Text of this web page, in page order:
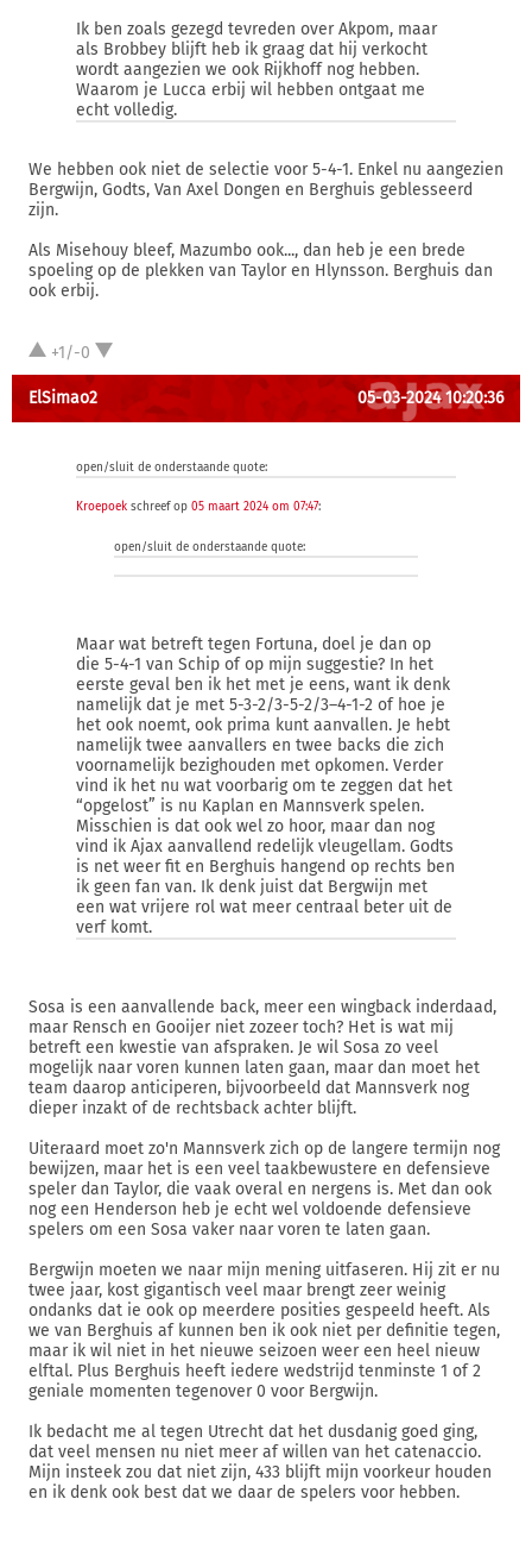
Ik ben zoals gezegd tevreden over Akpom, maar
als Brobbey blijft heb ik graag dat hij verkocht
wordt aangezien we ook Rijkhoff nog hebben.
Waarom je Lucca erbij wil hebben ontgaat me
echt volledig.
We hebben ook niet de selectie voor 5-4-1. Enkel nu aangezien
Bergwijn, Godts, Van Axel Dongen en Berghuis geblesseerd
zijn.
Als Misehouy bleef, Mazumbo ook..., dan heb je een brede
spoeling op de plekken van Taylor en Hlynsson. Berghuis dan
ook erbij.
+1/-0
ElSimao2 05-03-2024 10:20:36
open/sluit de onderstaande quote:
Kroepoek schreef op 05 maart 2024 om 07:47:
open/sluit de onderstaande quote:
Maar wat betreft tegen Fortuna, doel je dan op
die 5-4-1 van Schip of op mijn suggestie? In het
eerste geval ben ik het met je eens, want ik denk
namelijk dat je met 5-3-2/3-5-2/3–4-1-2 of hoe je
het ook noemt, ook prima kunt aanvallen. Je hebt
namelijk twee aanvallers en twee backs die zich
voornamelijk bezighouden met opkomen. Verder
vind ik het nu wat voorbarig om te zeggen dat het
“opgelost” is nu Kaplan en Mannsverk spelen.
Misschien is dat ook wel zo hoor, maar dan nog
vind ik Ajax aanvallend redelijk vleugellam. Godts
is net weer fit en Berghuis hangend op rechts ben
ik geen fan van. Ik denk juist dat Bergwijn met
een wat vrijere rol wat meer centraal beter uit de
verf komt.
Sosa is een aanvallende back, meer een wingback inderdaad,
maar Rensch en Gooijer niet zozeer toch? Het is wat mij
betreft een kwestie van afspraken. Je wil Sosa zo veel
mogelijk naar voren kunnen laten gaan, maar dan moet het
team daarop anticiperen, bijvoorbeeld dat Mannsverk nog
dieper inzakt of de rechtsback achter blijft.
Uiteraard moet zo'n Mannsverk zich op de langere termijn nog
bewijzen, maar het is een veel taakbewustere en defensieve
speler dan Taylor, die vaak overal en nergens is. Met dan ook
nog een Henderson heb je echt wel voldoende defensieve
spelers om een Sosa vaker naar voren te laten gaan.
Bergwijn moeten we naar mijn mening uitfaseren. Hij zit er nu
twee jaar, kost gigantisch veel maar brengt zeer weinig
ondanks dat ie ook op meerdere posities gespeeld heeft. Als
we van Berghuis af kunnen ben ik ook niet per definitie tegen,
maar ik wil niet in het nieuwe seizoen weer een heel nieuw
elftal. Plus Berghuis heeft iedere wedstrijd tenminste 1 of 2
geniale momenten tegenover 0 voor Bergwijn.
Ik bedacht me al tegen Utrecht dat het dusdanig goed ging,
dat veel mensen nu niet meer af willen van het catenaccio.
Mijn insteek zou dat niet zijn, 433 blijft mijn voorkeur houden
en ik denk ook best dat we daar de spelers voor hebben.